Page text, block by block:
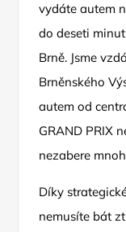
vydáte autem
do deseti
Brně. Jsme
Brněnského
autem od
GRAND PRIX
nezabere
Díky
nemusíte bát